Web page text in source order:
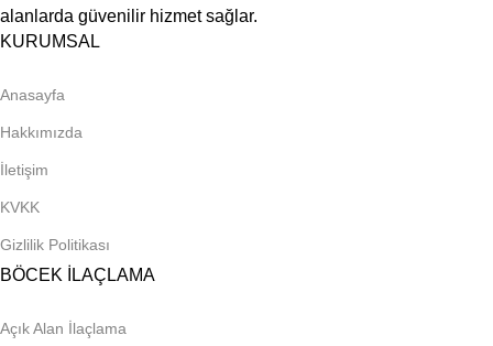
alanlarda güvenilir hizmet sağlar.
KURUMSAL
Anasayfa
Hakkımızda
İletişim
KVKK
Gizlilik Politikası
BÖCEK İLAÇLAMA
Açık Alan İlaçlama